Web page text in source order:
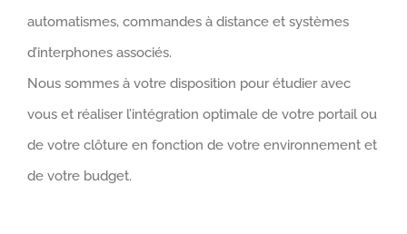
automatismes, commandes à distance et systèmes
d’interphones associés.
Nous sommes à votre disposition pour étudier avec
vous et réaliser l’intégration optimale de votre portail ou
de votre clôture en fonction de votre environnement et
de votre budget.